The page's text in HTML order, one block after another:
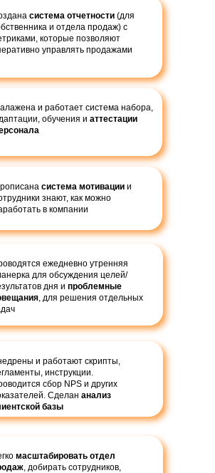
система отчетности (для
и отдела продаж) с
которые позволяют
управлять продажами
и работает система набора,
обучения и аттестации
ежедневно утренняя
для обсуждения целей/
дня и проблемные
, для решения отдельных
и работают скрипты,
инструкции.
сбор NPS и других
Сделан анализ
базы
масштабировать отдел
, добирать сотрудников,
система мотивации и
знают, как можно
в компании